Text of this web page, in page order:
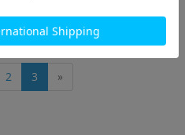
中古Aランク 77,800円
2 3 »